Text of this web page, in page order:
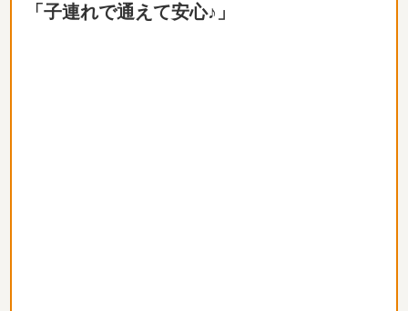
「子連れで通えて安心♪」